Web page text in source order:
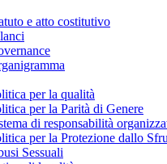
e atto costitutivo
per la qualità
per la Parità di Genere
di responsabilità
per la Protezione dallo
Sessuali